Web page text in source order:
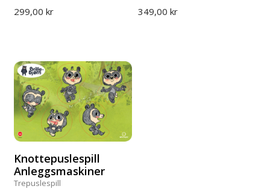
299,00 kr 349,00 kr
Knottepuslespill
Anleggsmaskiner
Trepuslespill